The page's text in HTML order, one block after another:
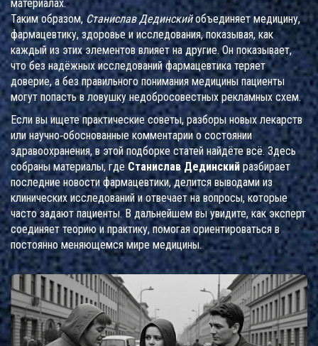
материалах.
Таким образом, Станислав Дединскийобъединяет медицину,
фармацевтику, здоровье и исследования, показывая, как
каждый из этих элементов влияет на другие. Он показывает,
что без надёжных исследований фармацевтика теряет
доверие, а без правильного понимания медицины пациенты
могут попасть в ловушку недобросовестных рекламных схем.
Если вы ищете практические советы, разборы новых лекарств
или научно‑обоснованные комментарии о состоянии
здравоохранения, в этой подборке статей найдёте всё. Здесь
собраны материалы, гдеСтанислав Дединский разбирает
последние новости фармацевтики, делится выводами из
клинических исследований и отвечает на вопросы, которые
часто задают пациенты. В дальнейшем вы увидите, как эксперт
соединяет теорию и практику, помогая ориентироваться в
постоянно меняющемся мире медицины.